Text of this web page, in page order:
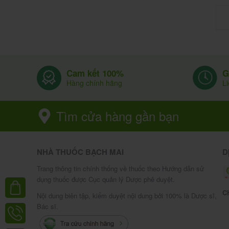
Vitamin B12 (Cyanocobalamin)
: 5 mcg
Sắt sulfat: 16,5 mg
Lysine HCl: 25 mg
Calci glycerophosphat: 5 mg
Magiê gluconat: 5 mg
đỏ amaranth, vanilin, ethanol 95%, nước cất
Phân tích lợi ích từng thành phần
(đây là
đầu):
Vitamin A
: Hỗ trợ thị lực, tăng cường miễn
Cam kết 100%
Hàng chính hãng
Tìm cửa hàng gần bạn
NHÀ THUỐC BẠCH MAI
Trang thông tin chính thống về thuốc theo Hướng dẫn sử
dụng thuốc được Cục quản lý Dược phê duyệt.
Nội dung biên tập, kiểm duyệt nội dung bởi 100% là Dược sĩ,
Bác sĩ.